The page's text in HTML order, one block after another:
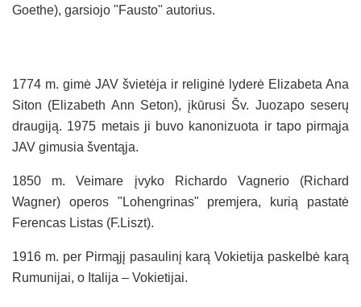
Goethe), garsiojo "Fausto" autorius.
1774 m. gimė JAV švietėja ir religinė lyderė Elizabeta Ana
Siton (Elizabeth Ann Seton), įkūrusi Šv. Juozapo seserų
draugiją. 1975 metais ji buvo kanonizuota ir tapo pirmąja
JAV gimusia šventąja.
1850 m. Veimare įvyko Richardo Vagnerio (Richard
Wagner) operos "Lohengrinas" premjera, kurią pastatė
Ferencas Listas (F.Liszt).
1916 m. per Pirmąjį pasaulinį karą Vokietija paskelbė karą
Rumunijai, o Italija – Vokietijai.